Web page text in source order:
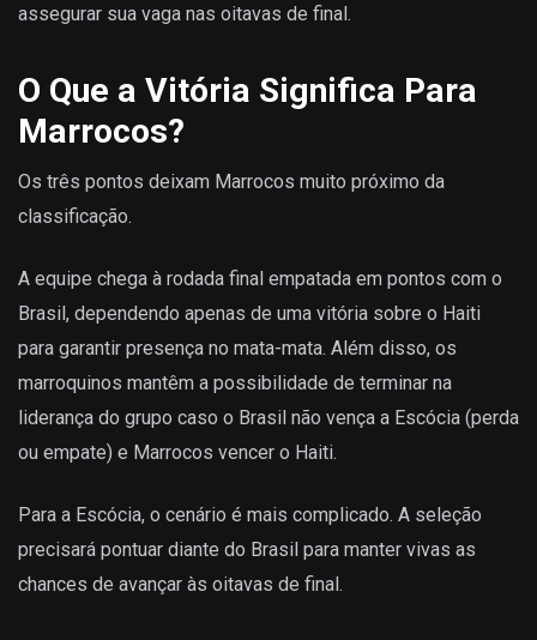
assegurar sua vaga nas oitavas de final.
O Que a Vitória Significa Para
Marrocos?
Os três pontos deixam Marrocos muito próximo da
classificação.
A equipe chega à rodada final empatada em pontos com o
Brasil, dependendo apenas de uma vitória sobre o Haiti
para garantir presença no mata-mata. Além disso, os
marroquinos mantêm a possibilidade de terminar na
liderança do grupo caso o Brasil não vença a Escócia (perda
ou empate) e Marrocos vencer o Haiti.
Para a Escócia, o cenário é mais complicado. A seleção
precisará pontuar diante do Brasil para manter vivas as
chances de avançar às oitavas de final.